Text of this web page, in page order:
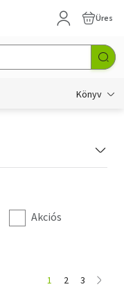
Üres
Könyv
Akciós
1 2 3